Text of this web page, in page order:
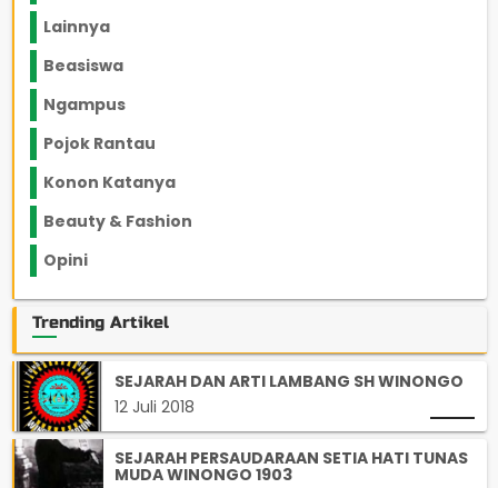
Lainnya
Beasiswa
Ngampus
Pojok Rantau
Konon Katanya
Beauty & Fashion
Opini
Trending Artikel
SEJARAH DAN ARTI LAMBANG SH WINONGO
12 Juli 2018
SEJARAH PERSAUDARAAN SETIA HATI TUNAS
MUDA WINONGO 1903